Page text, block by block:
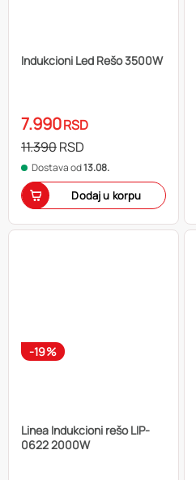
Indukcioni Led Rešo 3500W
7.990RSD
11.390RSD
Dostava od13.08.
Dodaj u korpu
-19%
Linea Indukcioni rešo LIP-
0622 2000W